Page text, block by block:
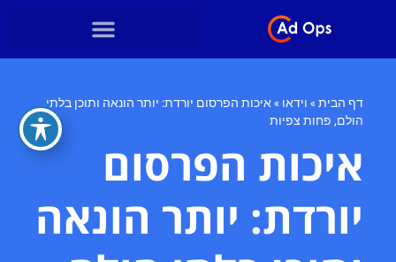
דף הבית» וידאו »איכות הפרסום יורדת: יותר הונאה ותוכן בלתי
הולם, פחות צפיות
איכות הפרסום
יורדת: יותר הונאה